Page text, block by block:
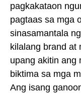
pagkakataon
pagtaas sa mga
sinasamantala
kilalang brand at
upang akitin ang
biktima sa mga
Ang isang